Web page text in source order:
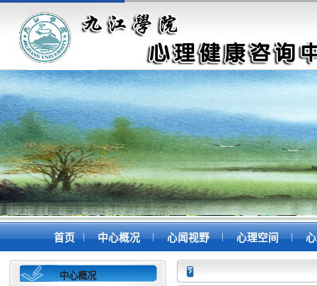
首页 | 中心概况 | 心闻视野 | 心理空间 | 心
中心概况